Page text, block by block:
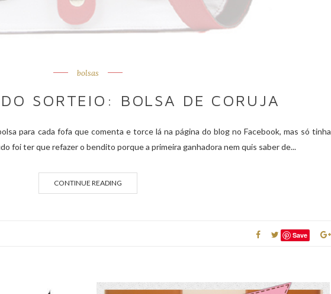
bolsas
SORTEIO: BOLSA DE CORUJA
para cada fofa que comenta e torce lá na página do blog no Facebook, mas só tinha
foi ter que refazer o bendito porque a primeira ganhadora nem quis saber de...
CONTINUE READING
Save